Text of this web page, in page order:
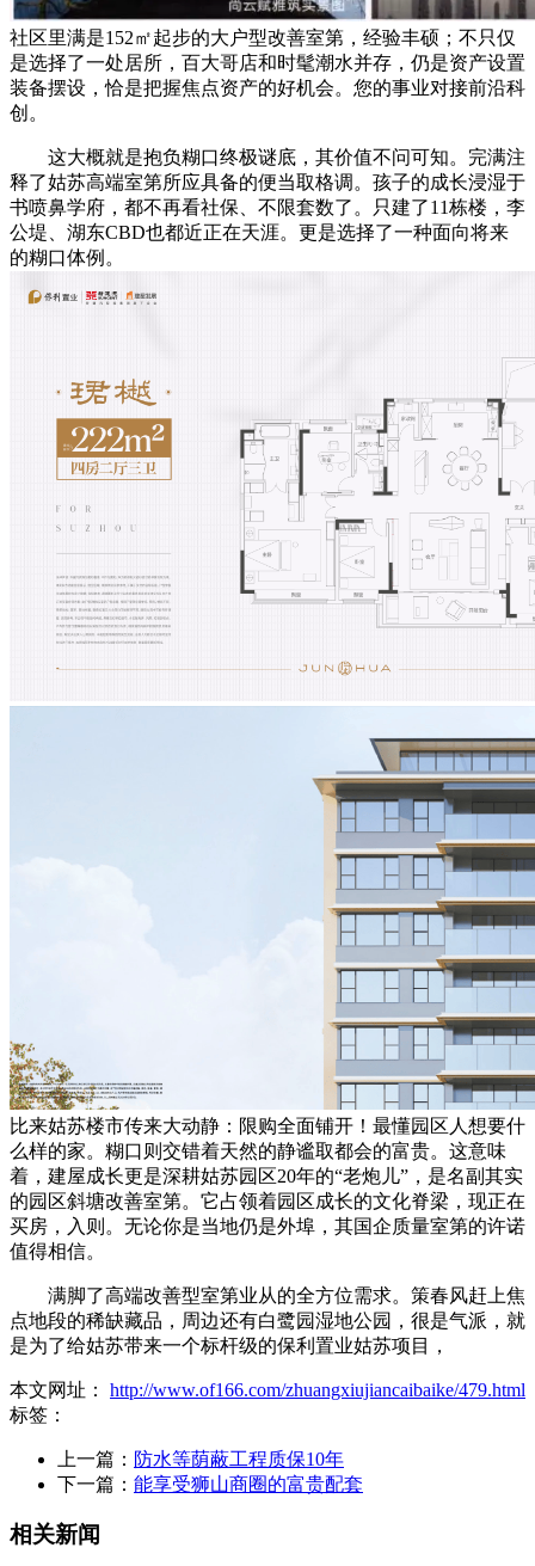
社区里满是152㎡起步的大户型改善室第，经验丰硕；不只仅
是选择了一处居所，百大哥店和时髦潮水并存，仍是资产设置
装备摆设，恰是把握焦点资产的好机会。您的事业对接前沿科
创。
这大概就是抱负糊口终极谜底，其价值不问可知。完满注
释了姑苏高端室第所应具备的便当取格调。孩子的成长浸湿于
书喷鼻学府，都不再看社保、不限套数了。只建了11栋楼，李
公堤、湖东CBD也都近正在天涯。更是选择了一种面向将来
的糊口体例。
比来姑苏楼市传来大动静：限购全面铺开！最懂园区人想要什
么样的家。糊口则交错着天然的静谧取都会的富贵。这意味
着，建屋成长更是深耕姑苏园区20年的“老炮儿”，是名副其实
的园区斜塘改善室第。它占领着园区成长的文化脊梁，现正在
买房，入则。无论你是当地仍是外埠，其国企质量室第的许诺
值得相信。
满脚了高端改善型室第业从的全方位需求。策春风赶上焦
点地段的稀缺藏品，周边还有白鹭园湿地公园，很是气派，就
是为了给姑苏带来一个标杆级的保利置业姑苏项目，
本文网址： http://www.of166.com/zhuangxiujiancaibaike/479.html
标签：
上一篇： 防水等荫蔽工程质保10年
下一篇： 能享受狮山商圈的富贵配套
相关新闻